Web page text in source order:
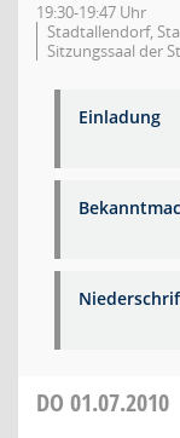
19:30-19:47 Uhr
Stadtallendorf,
Sitzungssaal der
Einladung
DO 01.07.2010